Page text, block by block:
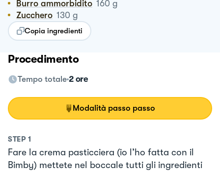
Burro ammorbidito 160 g
Zucchero 130 g
Copia ingredienti
Procedimento
Tempo totale 2 ore
Modalità passo passo
STEP 1
Fare la crema pasticciera (io l’ho fatta con il
Bimby) mettete nel boccale tutti gli ingredienti